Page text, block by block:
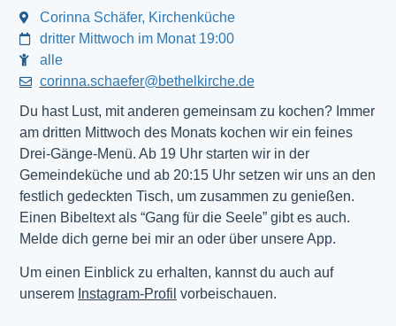
Corinna Schäfer, Kirchenküche
dritter Mittwoch im Monat 19:00
alle
corinna.schaefer@bethelkirche.de
Du hast Lust, mit anderen gemeinsam zu kochen? Immer
am dritten Mittwoch des Monats kochen wir ein feines
Drei-Gänge-Menü. Ab 19 Uhr starten wir in der
Gemeindeküche und ab 20:15 Uhr setzen wir uns an den
festlich gedeckten Tisch, um zusammen zu genießen.
Einen Bibeltext als “Gang für die Seele” gibt es auch.
Melde dich gerne bei mir an oder über unsere App.
Um einen Einblick zu erhalten, kannst du auch auf
unserem Instagram-Profil vorbeischauen.